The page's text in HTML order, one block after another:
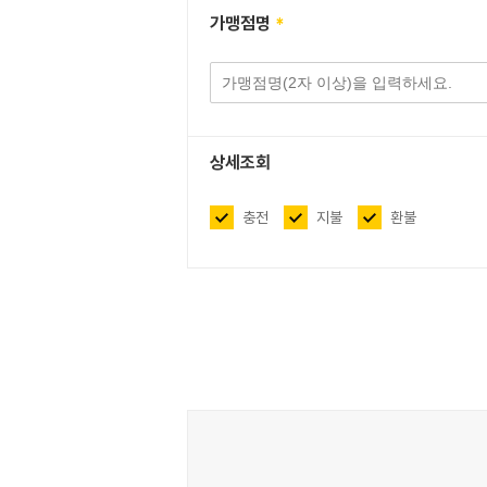
가맹점명
상세조회
충전 지불 환불